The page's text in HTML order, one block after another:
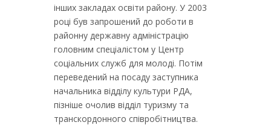
інших закладах освіти району. У 2003
році був запрошений до роботи в
районну державну адміністрацію
головним спеціалістом у Центр
соціальних служб для молоді. Потім
переведений на посаду заступника
начальника відділу культури РДА,
пізніше очолив відділ туризму та
транскордонного співробітництва.